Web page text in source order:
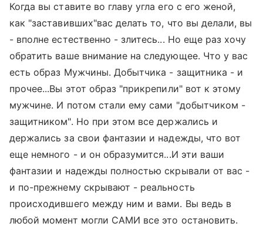
Когда вы ставите во главу угла его с его женой,
как "заставивших"вас делать то, что вы делали, вы
- вполне естественно - злитесь... Но еще раз хочу
обратить ваше внимание на следующее. Что у вас
есть образ Мужчины. Добытчика - защитника - и
прочее...Вы этот образ "прикрепили" вот к этому
мужчине. И потом стали ему сами "добытчиком -
защитником". Но при этом все держались и
держались за свои фантазии и надежды, что вот
еще немного - и он образумится...И эти ваши
фантазии и надежды полностью скрывали от вас -
и по-прежнему скрывают - реальность
происходившего между ним и вами. Вы ведь в
любой момент могли САМИ все это остановить.